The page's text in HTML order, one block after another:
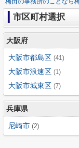
市区町村選択
大阪府
大阪市都島区 (41)
大阪市浪速区 (1)
大阪市城東区 (7)
兵庫県
尼崎市 (2)